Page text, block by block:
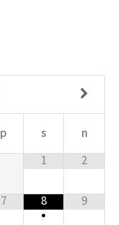
p s
n
1
2
7
8
•
9